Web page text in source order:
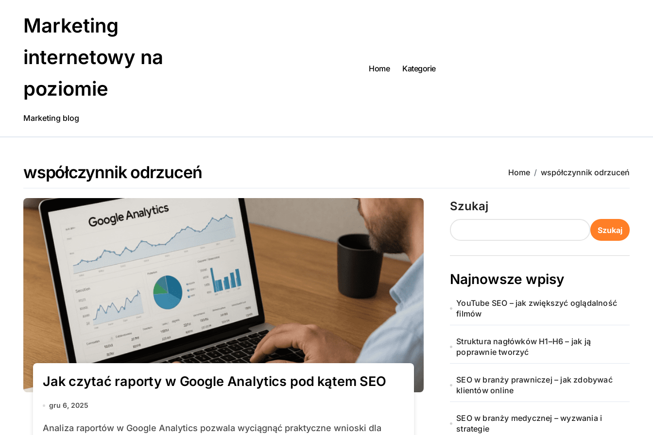
Marketing
internetowy na
poziomie
Marketing blog
Home Kategorie
współczynnik odrzuceń Home współczynnik odrzuceń
Jak czytać raporty w Google Analytics pod kątem SEO
gru 6, 2025
Analiza raportów w Google Analytics pozwala wyciągnąć praktyczne wnioski dla
Szukaj
Szukaj
Najnowsze wpisy
YouTube SEO – jak zwiększyć oglądalność
filmów
Struktura nagłówków H1–H6 – jak ją
poprawnie tworzyć
SEO w branży prawniczej – jak zdobywać
klientów online
SEO w branży medycznej – wyzwania i
strategie